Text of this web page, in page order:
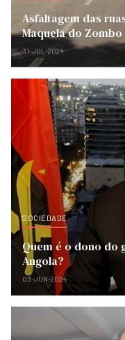
Asfaltagem das
Maquela do Zombo
31-JUL-2024
SOCIEDADE
Quem é o dono do
Angola?
03-JUN-2024